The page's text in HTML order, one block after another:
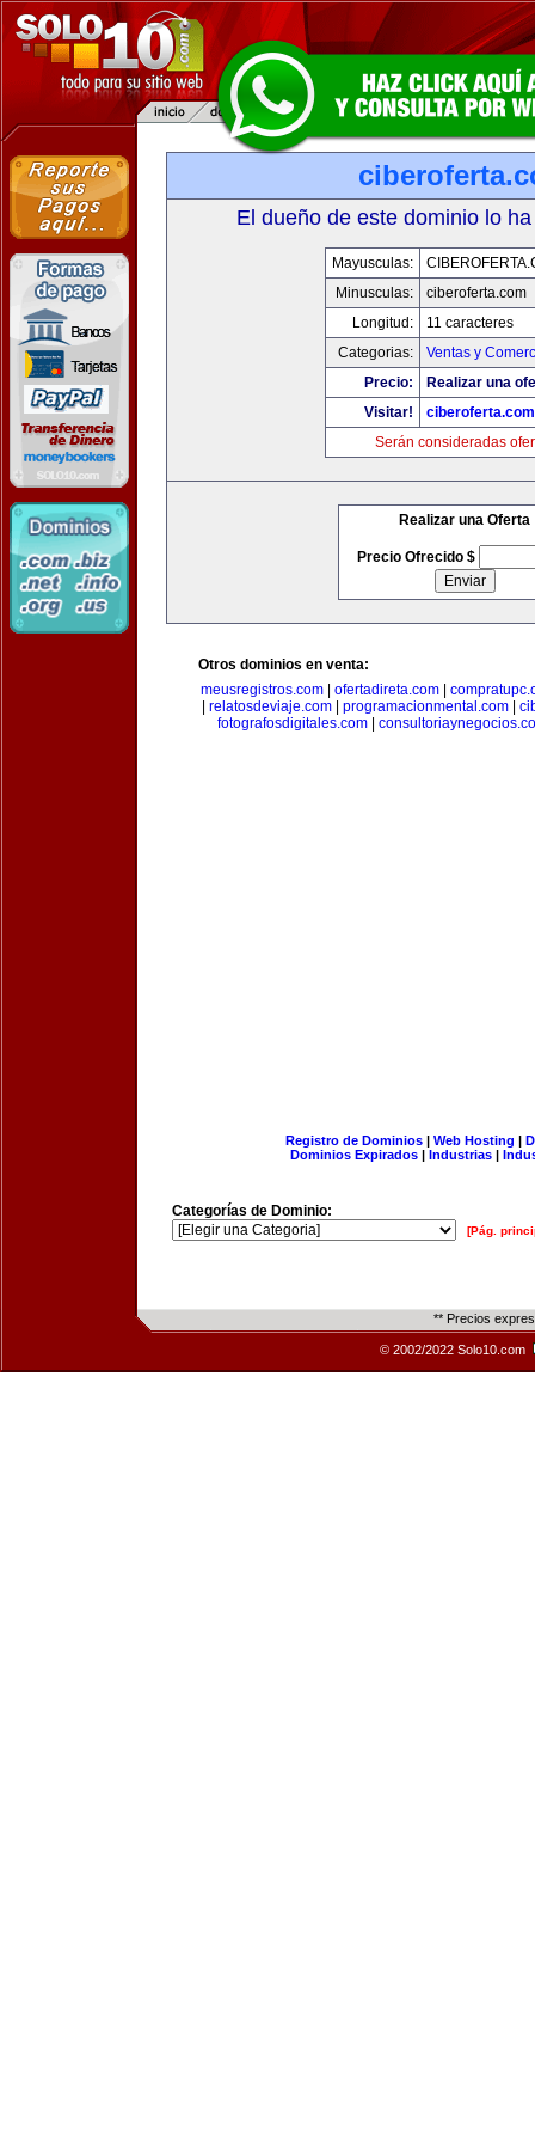
El dueño de este dominio lo
Mayusculas:
Minusculas:
ciberoferta.com
Longitud:
11 caracteres
Categorias:
Ventas y
Precio:
Realizar una
Visitar!
ciberoferta.com
Serán consideradas
Realizar una Oferta
Precio Ofrecido $
Otros dominios en venta:
meusregistros.com| ofertadireta.com|
relatosdeviaje.com| programacionmental.com|
fotografosdigitales.com
Registro de Dominios| Web Hosting |
Dominios Expirados | Industrias |
Categorías de Dominio:
[Pág.
** Precios
© 2002/2022 Solo10.com